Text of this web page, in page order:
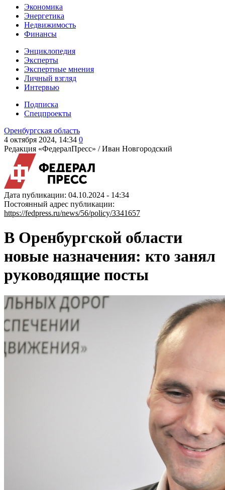
Экономика
Энергетика
Недвижимость
Финансы
Энциклопедия
Эксперты
Экспертные мнения
Личный взгляд
Интервью
Подписка
Спецпроекты
Оренбургская область
4 октября 2024, 14:34 0
Редакция «ФедералПресс» /Иван Новгородский
Дата публикации: 04.10.2024 - 14:34
Постоянный адрес публикации:
https://fedpress.ru/news/56/policy/3341657
В Оренбургской области
новые назначения: кто занял
руководящие посты